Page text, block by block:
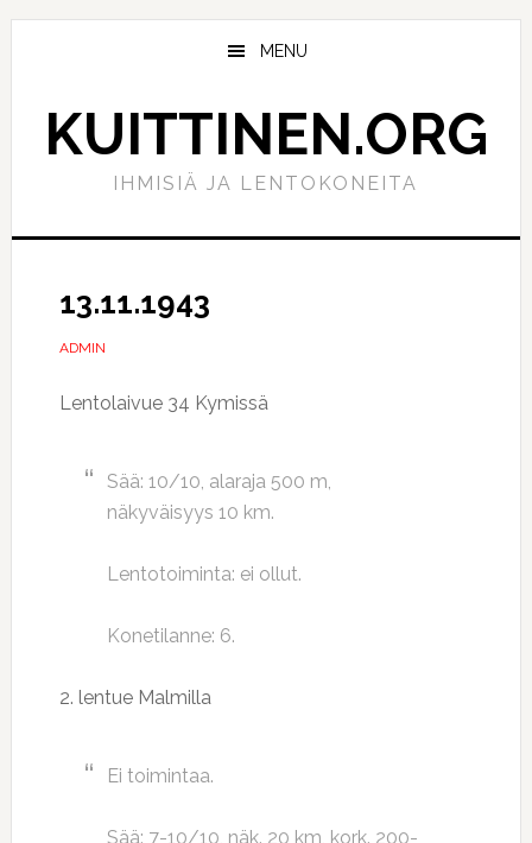
Hyppää
Hyppää
MENU
KUITTINEN.ORG
IHMISIÄ JA LENTOKONEITA
13.11.1943
ADMIN
Lentolaivue 34 Kymissä
Sää: 10/10, alaraja 500 m,
näkyväisyys 10 km.
Lentotoiminta: ei ollut.
Konetilanne: 6.
2. lentue Malmilla
Ei toimintaa.
Sää: 7-10/10, näk. 20 km, kork. 200-